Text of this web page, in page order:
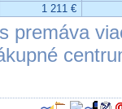
1 211 €
premáva